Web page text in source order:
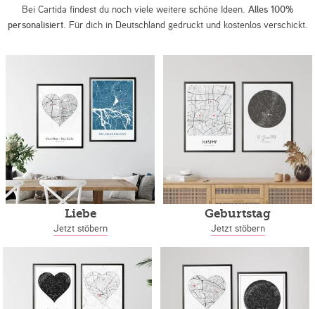
Bei Cartida findest du noch viele weitere schöne Ideen. Alles 100%
personalisiert. Für dich in Deutschland gedruckt und kostenlos verschickt.
Liebe
Jetzt stöbern
Geburtstag
Jetzt stöbern